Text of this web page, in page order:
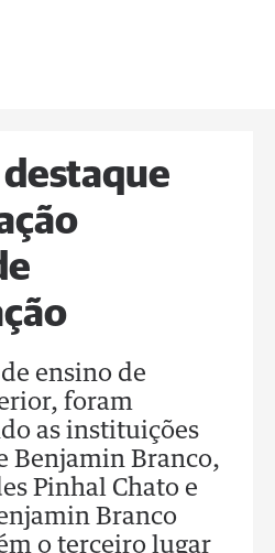
destaque
ensino de
foram
as instituições
Benjamin Branco,
Pinhal Chato e
Branco
o terceiro lugar